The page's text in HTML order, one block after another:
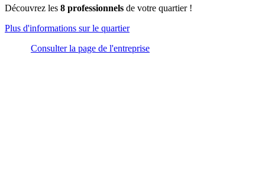
Découvrez les 8 professionnels de votre quartier !
Plus d'informations sur le quartier
Consulter la page de l'entreprise